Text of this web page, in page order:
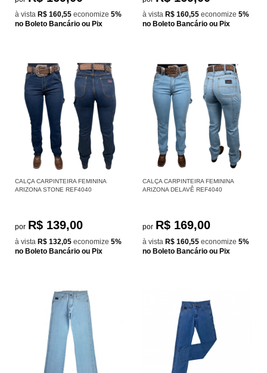
à vista R$ 160,55 economize 5%
no Boleto Bancário ou Pix
à vista R$ 160,55 economize 5%
no Boleto Bancário ou Pix
CALÇA CARPINTEIRA FEMININA
ARIZONA STONE REF4040
por R$ 139,00
à vista R$ 132,05 economize 5%
no Boleto Bancário ou Pix
CALÇA CARPINTEIRA FEMININA
ARIZONA DELAVÊ REF4040
por R$ 169,00
à vista R$ 160,55 economize 5%
no Boleto Bancário ou Pix